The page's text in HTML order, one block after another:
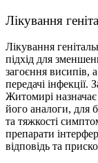
Лікування
Лікування
підхід для
загоєння висипів,
передачі інфекції.
Житомирі назначає
його аналоги, для
та тяжкості
препарати
відповідь та